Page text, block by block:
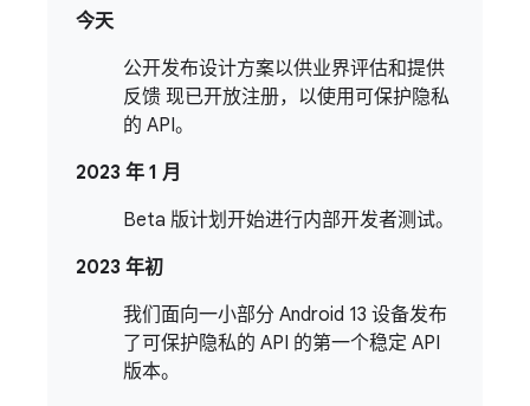
今天
公开发布设计方案以供业界评估和提供
反馈 现已开放注册，以使用可保护隐私
的 API。
2023 年 1 月
Beta 版计划开始进行内部开发者测试。
2023 年初
我们面向一小部分 Android 13 设备发布
了可保护隐私的 API 的第一个稳定 API
版本。